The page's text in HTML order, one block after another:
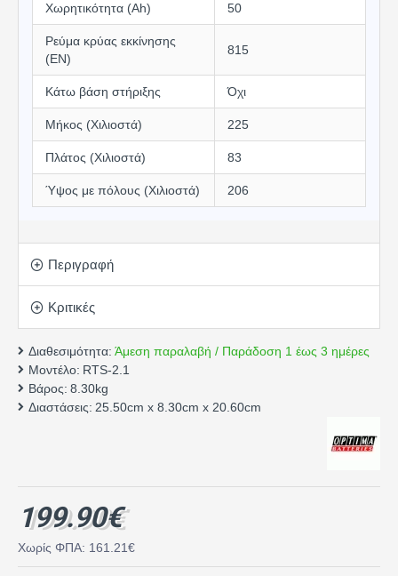
Χωρητικότητα (Αh) 50
Ρεύμα κρύας εκκίνησης
(EN)
815
Κάτω βάση στήριξης Όχι
Μήκος (Χιλιοστά) 225
Πλάτος (Χιλιοστά) 83
Ύψος με πόλους (Χιλιοστά) 206
Περιγραφή
Κριτικές
Διαθεσιμότητα: Άμεση παραλαβή / Παράδοση 1 έως 3 ημέρες
Μοντέλο: RTS-2.1
Βάρος: 8.30kg
Διαστάσεις: 25.50cm x 8.30cm x 20.60cm
199.90€
Χωρίς ΦΠΑ: 161.21€